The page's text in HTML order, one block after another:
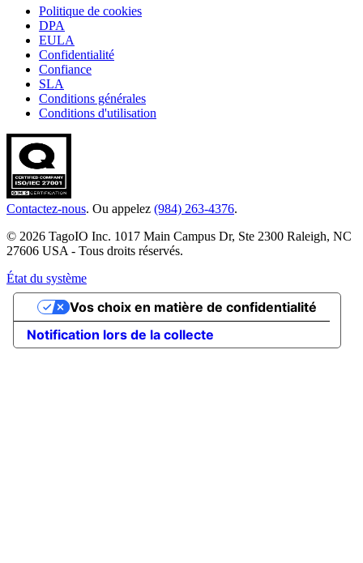
Politique de cookies
DPA
EULA
Confidentialité
Confiance
SLA
Conditions générales
Conditions d'utilisation
Contactez-nous. Ou appelez (984) 263-4376.
© 2026 TagoIO Inc. 1017 Main Campus Dr, Ste 2300 Raleigh, NC
27606 USA - Tous droits réservés.
État du système
Notification lors de la collecte
Vos choix en matière de confidentialité